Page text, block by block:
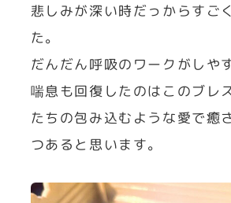
悲しみが深い時だっからすご
た。
だんだん呼吸のワークがしや
喘息も回復したのはこのブレ
たちの包み込むような愛で癒
つあると思います。